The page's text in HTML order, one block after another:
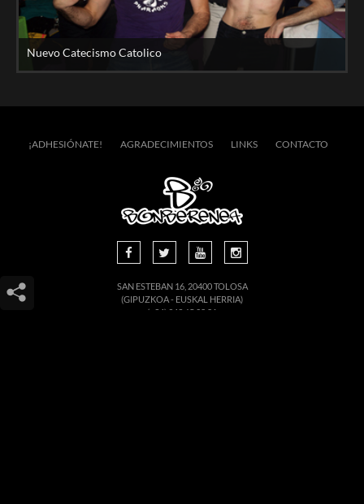
Nuevo Catecismo Catolico
¡ADHESIÓNATE! AGRADECIMIENTOS LINKS CONTACTO
SAN ESTEBAN 16, 20400 TOLOSA
(GIPUZKOA - EUSKAL HERRIA)
(+34) 943.65.28.81